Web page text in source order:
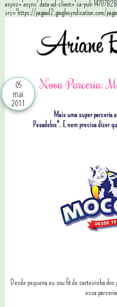
async='async' data-ad-client='ca-pub-
src='https://pagead2.googlesyndication.com/
05
mai
2011
Nova Parceria:
Mais uma super parceria
Pesadelos". E nem precisa dizer
Desde pequena eu sou fã de carteirinha
essa